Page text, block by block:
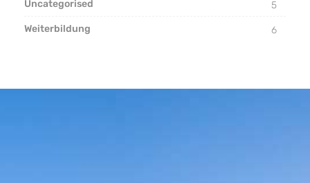
Uncategorised
5
Weiterbildung
6